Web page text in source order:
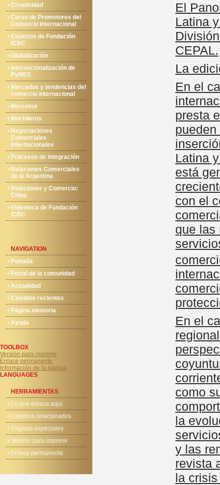
Creatividad
Curso de Promotores del
Comercio Internacional
Expertos de Fundación
ICBC
Globalización
Internacionalización de
PyMES
Mercados y tendencias del
comercio internacional
Mercosur
Mochileros
Negociaciones
Comerciales
Internacionales
Procesos de integración
Relaciones Comerciales
de la Argentina
Relaciones y Comercio:
China
Videoteca de Fundación
ICBC
NAVIGATION
Portada
Portal de la comunidad
Actualidad
Cambios recientes
Página aleatoria
Ayuda
TOOLBOX
Versión para imprimir
Enlace permanente
Información de la página
LANGUAGES
HERRAMIENTAS
Lo que enlaza aquí
Cambios relacionados
Páginas especiales
Versión para imprimir
Enlace permanente
El
Latina
CEPAL.
La
En el
presta
Latina
está
con el
que las
En el
como
la
y las
revista
la